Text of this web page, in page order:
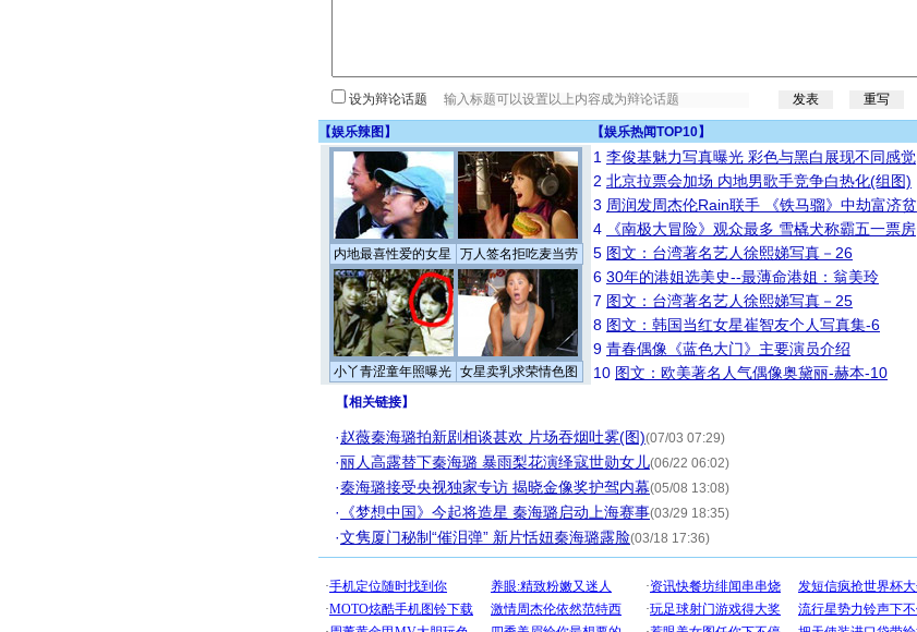
设为辩论话题
【娱乐辣图 】 【娱乐热闻TOP10】
内地最喜性爱的女星 万人签名拒吃麦当劳
小丫青涩童年照曝光 女星卖乳求荣情色图
1 李俊基魅力写真曝光 彩色与黑白展现不同感觉
2 北京拉票会加场 内地男歌手竞争白热化(组图)
3 周润发周杰伦Rain联手 《铁马骝》中劫富济贫
4
《南极大冒险》观众最多 雪橇犬称霸五一票房
5 图文：台湾著名艺人徐熙娣写真－26
6 30年的港姐选美史--最薄命港姐：翁美玲
7 图文：台湾著名艺人徐熙娣写真－25
8 图文：韩国当红女星崔智友个人写真集-6
9 青春偶像《蓝色大门》主要演员介绍
10 图文：欧美著名人气偶像奥黛丽-赫本-10
【相关链接】
·赵薇秦海璐拍新剧相谈甚欢 片场吞烟吐雾(图)(07/03 07:29)
·丽人高露替下秦海璐 暴雨梨花演绎寇世勋女儿(06/22 06:02)
·秦海璐接受央视独家专访 揭晓金像奖护驾内幕(05/08 13:08)
· 《梦想中国》今起将造星 秦海璐启动上海赛事(03/29 18:35)
·文隽厦门秘制“催泪弹” 新片恬妞秦海璐露脸(03/18 17:36)